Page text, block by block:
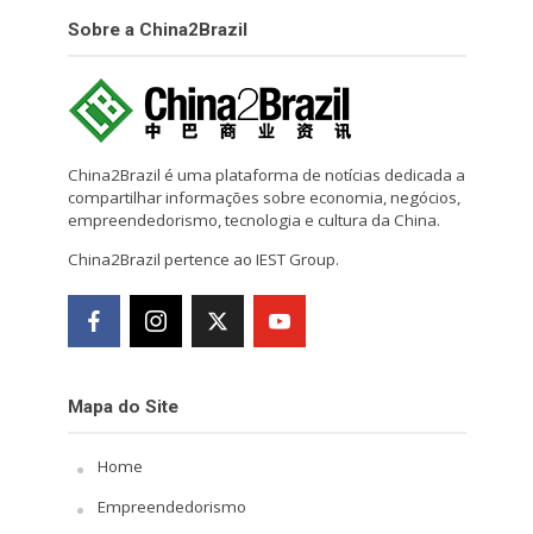
Sobre a China2Brazil
China2Brazil é uma plataforma de notícias dedicada a
compartilhar informações sobre economia, negócios,
empreendedorismo, tecnologia e cultura da China.
China2Brazil pertence ao IEST Group.
Mapa do Site
Home
Empreendedorismo